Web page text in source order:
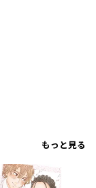
もっと見る